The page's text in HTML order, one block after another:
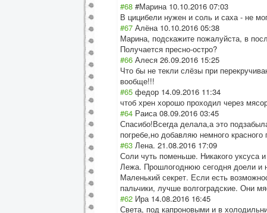
#68 #Марина 10.10.2016 07:03
В цицибели нужен и соль и саха - не
#67 Алёна 10.10.2016 05:38
Марина, подскажите пожалуйста, в
Получается пресно-остро?
#66 Алеся 26.09.2016 15:25
Что бы не текли слёзы при
вообще!!!
#65 федор 14.09.2016 11:34
чтоб хрен хорошо проходил через
#64 Раиса 08.09.2016 03:45
Спасибо!Всегда делала,а это
погребе,но добавляю немного
#63 Лена. 21.08.2016 17:09
Соли чуть поменьше. Никакого уксуса
Лежа. Прошлогоднюю сегодня доели и
Маленький секрет. Если есть
пальчики, лучше волгоградские. Они
#62 Ира 14.08.2016 16:45
Света, под капроновыми и в